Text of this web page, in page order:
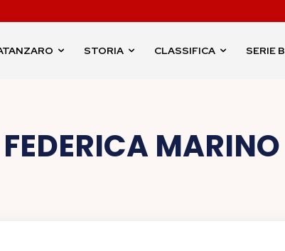
STORIA CLASSIFICA SERIE B
FEDERICA MARINO